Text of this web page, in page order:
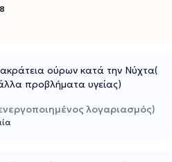
ούρων κατά την Νύχτα(
προβλήματα υγείας)
λογαριασμός)